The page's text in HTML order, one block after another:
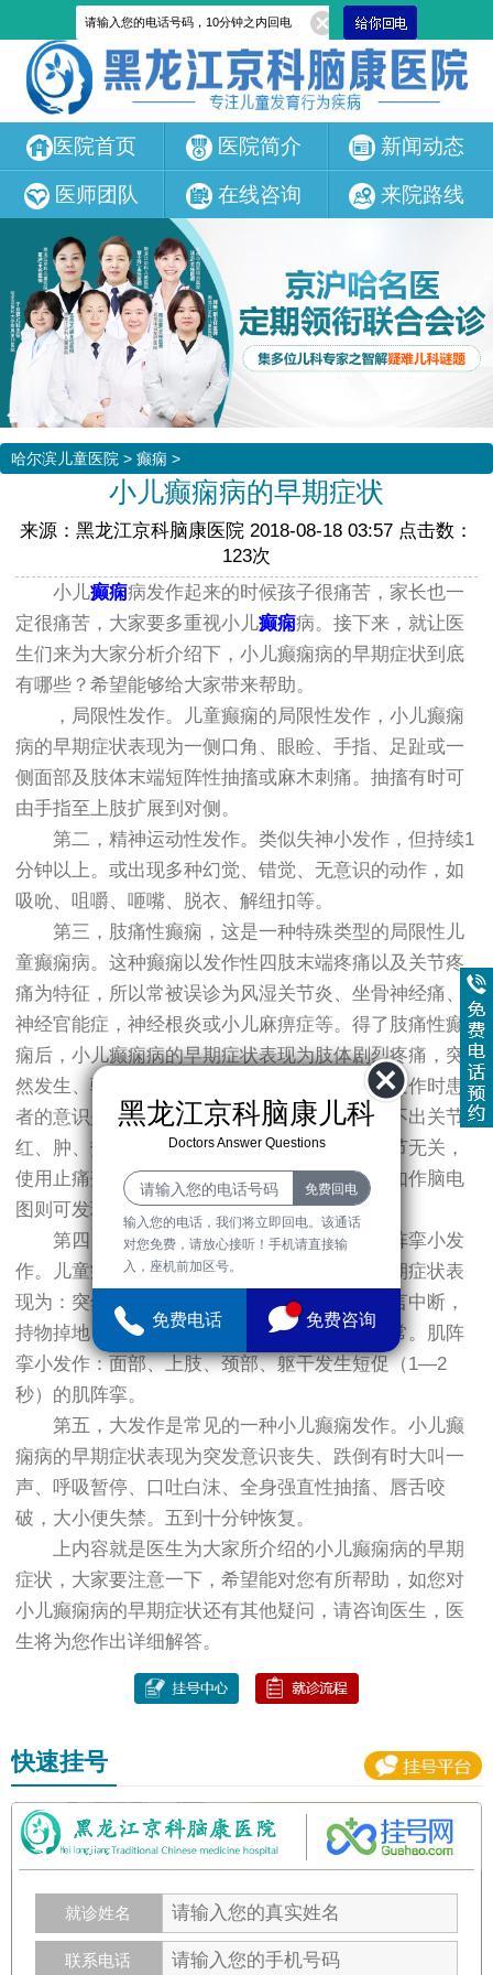
医院首页 医院简介 新闻动态
医师团队 在线咨询 来院路线
哈尔滨儿童医院 > 癫痫 >
小儿癫痫病的早期症状
来源：黑龙江京科脑康医院 2018-08-18 03:57 点击数：
123次
小儿癫痫病发作起来的时候孩子很痛苦，家长也一
定很痛苦，大家要多重视小儿癫痫病。接下来，就让医
生们来为大家分析介绍下，小儿癫痫病的早期症状到底
有哪些？希望能够给大家带来帮助。
，局限性发作。儿童癫痫的局限性发作，小儿癫痫
病的早期症状表现为一侧口角、眼睑、手指、足趾或一
侧面部及肢体末端短阵性抽搐或麻木刺痛。抽搐有时可
由手指至上肢扩展到对侧。
第二，精神运动性发作。类似失神小发作，但持续1
分钟以上。或出现多种幻觉、错觉、无意识的动作，如
吸吮、咀嚼、咂嘴、脱衣、解纽扣等。
第三，肢痛性癫痫，这是一种特殊类型的局限性儿
童癫痫病。这种癫痫以发作性四肢末端疼痛以及关节疼
痛为特征，所以常被误诊为风湿关节炎、坐骨神经痛、
神经官能症，神经根炎或小儿麻痹症等。得了肢痛性癫
痫后，小儿癫痫病的早期症状表现为肢体剧烈疼痛，突
然发生、骤然停止，不用药物也可自行缓解，发作时患
者的意识是清楚的。另外，这种肢体疼痛，查不出关节
红、肿、热的表现，而且疼痛发作与天气和季节无关，
使用止痛剂无效，体格检查时无阳性特征，但如作脑电
图则可发现有癫痫样放电。
第四，小发作分为两种，失神小发作和肌阵挛小发
作。儿童癫痫失神小发作这种小儿癫痫病的早期症状表
现为：突然两眼凝视或上翻，愣神，活动、语言中断，
持物掉地，叫之不应，约数十秒钟，又恢复正常。肌阵
挛小发作：面部、上肢、颈部、躯干发生短促（1—2
秒）的肌阵挛。
第五，大发作是常见的一种小儿癫痫发作。小儿癫
痫病的早期症状表现为突发意识丧失、跌倒有时大叫一
声、呼吸暂停、口吐白沫、全身强直性抽搐、唇舌咬
破，大小便失禁。五到十分钟恢复。
上内容就是医生为大家所介绍的小儿癫痫病的早期
症状，大家要注意一下，希望能对您有所帮助，如您对
小儿癫痫病的早期症状还有其他疑问，请咨询医生，医
生将为您作出详细解答。
快速挂号
就诊姓名
联系电话
黑龙江京科脑康儿科
Doctors Answer Questions
输入您的电话，我们将立即回电。该通话
对您免费，请放心接听！手机请直接输
入，座机前加区号。
免费电话 免费咨询